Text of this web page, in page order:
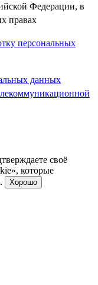
Федерации, в
правах
персональных
данных
своё
которые
Хорошо